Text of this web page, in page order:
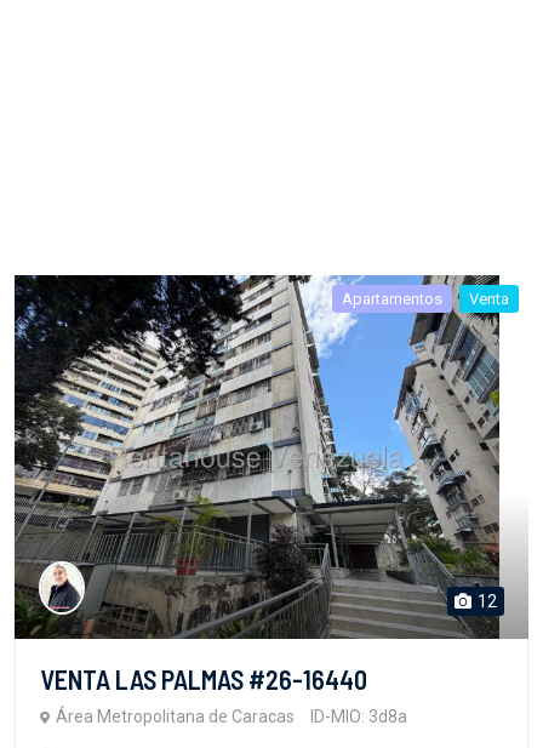
Apartamentos Venta
12
VENTA LAS PALMAS #26-16440
Área Metropolitana de Caracas ID-MIO: 3d8a